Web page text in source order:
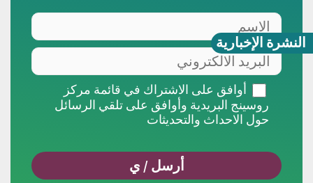
النشرة الإخبارية
الاسم
البريد
الالكتروني
أوافق
على
الاشتراك
مركز
روسينج
أوافق على الاشتراك في قائمة مركز
روسينج البريدية وأوافق على تلقي الرسائل
حول الاحداث والتحديثات